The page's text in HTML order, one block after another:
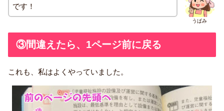
うぱみ
です！
③間違えたら、1ページ前に戻る
これも、私はよくやっていました。